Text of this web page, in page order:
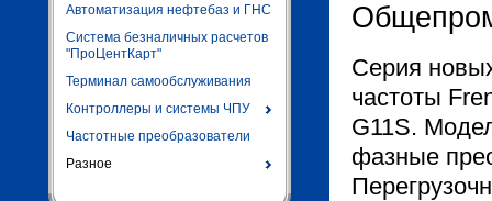
Автоматизация нефтебаз и ГНС
Система безналичных расчетов
"ПроЦентКарт"
Терминал самообслуживания
Контроллеры и системы ЧПУ
Частотные преобразователи
Разное
Серия
частоты
G11S.
фазные